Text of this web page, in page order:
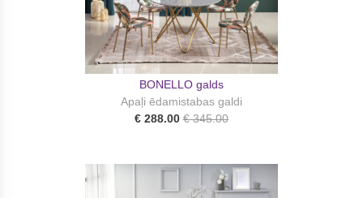
BONELLO galds
Apaļi ēdamistabas galdi
€ 288.00 € 345.00